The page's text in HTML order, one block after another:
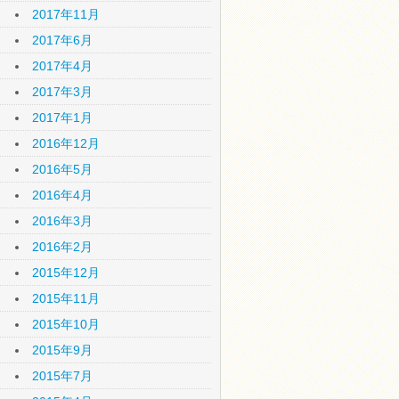
2017年11月
2017年6月
2017年4月
2017年3月
2017年1月
2016年12月
2016年5月
2016年4月
2016年3月
2016年2月
2015年12月
2015年11月
2015年10月
2015年9月
2015年7月